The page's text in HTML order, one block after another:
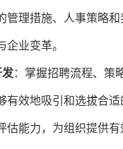
管理措施、 人事策略和
企业变革。
发： 掌握招聘流程、策
有效地吸引和选拔合适
估能力， 为组织提供